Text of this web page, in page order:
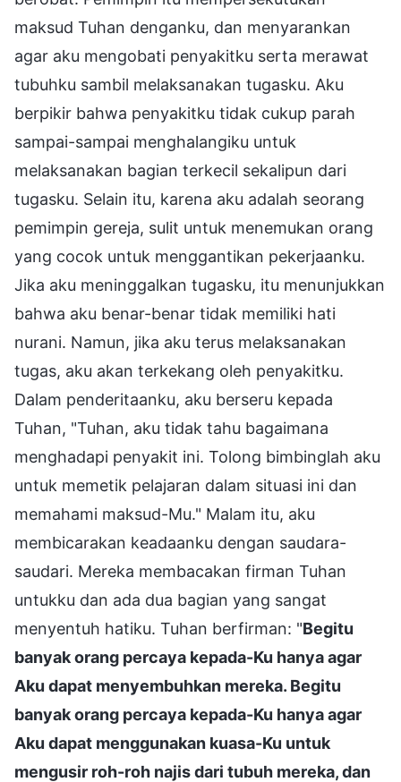
maksud Tuhan denganku, dan menyarankan
agar aku mengobati penyakitku serta merawat
tubuhku sambil melaksanakan tugasku. Aku
berpikir bahwa penyakitku tidak cukup parah
sampai-sampai menghalangiku untuk
melaksanakan bagian terkecil sekalipun dari
tugasku. Selain itu, karena aku adalah seorang
pemimpin gereja, sulit untuk menemukan orang
yang cocok untuk menggantikan pekerjaanku.
Jika aku meninggalkan tugasku, itu menunjukkan
bahwa aku benar-benar tidak memiliki hati
nurani. Namun, jika aku terus melaksanakan
tugas, aku akan terkekang oleh penyakitku.
Dalam penderitaanku, aku berseru kepada
Tuhan, "Tuhan, aku tidak tahu bagaimana
menghadapi penyakit ini. Tolong bimbinglah aku
untuk memetik pelajaran dalam situasi ini dan
memahami maksud-Mu." Malam itu, aku
membicarakan keadaanku dengan saudara-
saudari. Mereka membacakan firman Tuhan
untukku dan ada dua bagian yang sangat
menyentuh hatiku. Tuhan berfirman: "Begitu
banyak orang percaya kepada-Ku hanya agar
Aku dapat menyembuhkan mereka. Begitu
banyak orang percaya kepada-Ku hanya agar
Aku dapat menggunakan kuasa-Ku untuk
mengusir roh-roh najis dari tubuh mereka, dan